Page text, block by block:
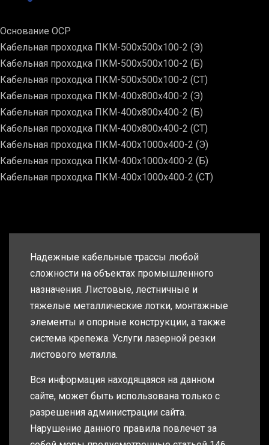
Основание ОСР
Кабельная проходка ПКМ-500х500х100-2 (Э)
Кабельная проходка ПКМ-500х500х100-2 (Б)
Кабельная проходка ПКМ-500х500х100-2 (СТ)
Кабельная проходка ПКМ-400х800х400-2 (Э)
Кабельная проходка ПКМ-400х800х400-2 (Б)
Кабельная проходка ПКМ-400х800х400-2 (СТ)
Кабельная проходка ПКМ-400х1000х400-2 (Э)
Кабельная проходка ПКМ-400х1000х400-2 (Б)
Кабельная проходка ПКМ-400х1000х400-2 (СТ)
Надежные кабельные трассы любой
сложности на объектах промышленного
назначения. Листовые, лестничные и
тяжелые металлические лотки, монтажные
элементы и опорные конструкции, а также
система крепежа. Услуги лазерной резки
листового металла.
Вся информация находящаяся на данном
сайте, может быть использована только с
разрешения администрации сайта.
Нарушение данного правила повлечет за